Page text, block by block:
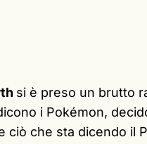
si è preso un brutto
i Pokémon,
ciò che sta dicendo il